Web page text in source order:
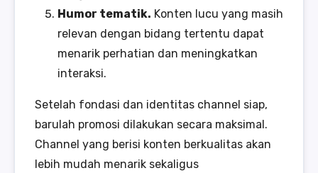
Humor tematik. Konten lucu yang masih
relevan dengan bidang tertentu dapat
menarik perhatian dan meningkatkan
interaksi.
Setelah fondasi dan identitas channel siap,
barulah promosi dilakukan secara maksimal.
Channel yang berisi konten berkualitas akan
lebih mudah menarik sekaligus